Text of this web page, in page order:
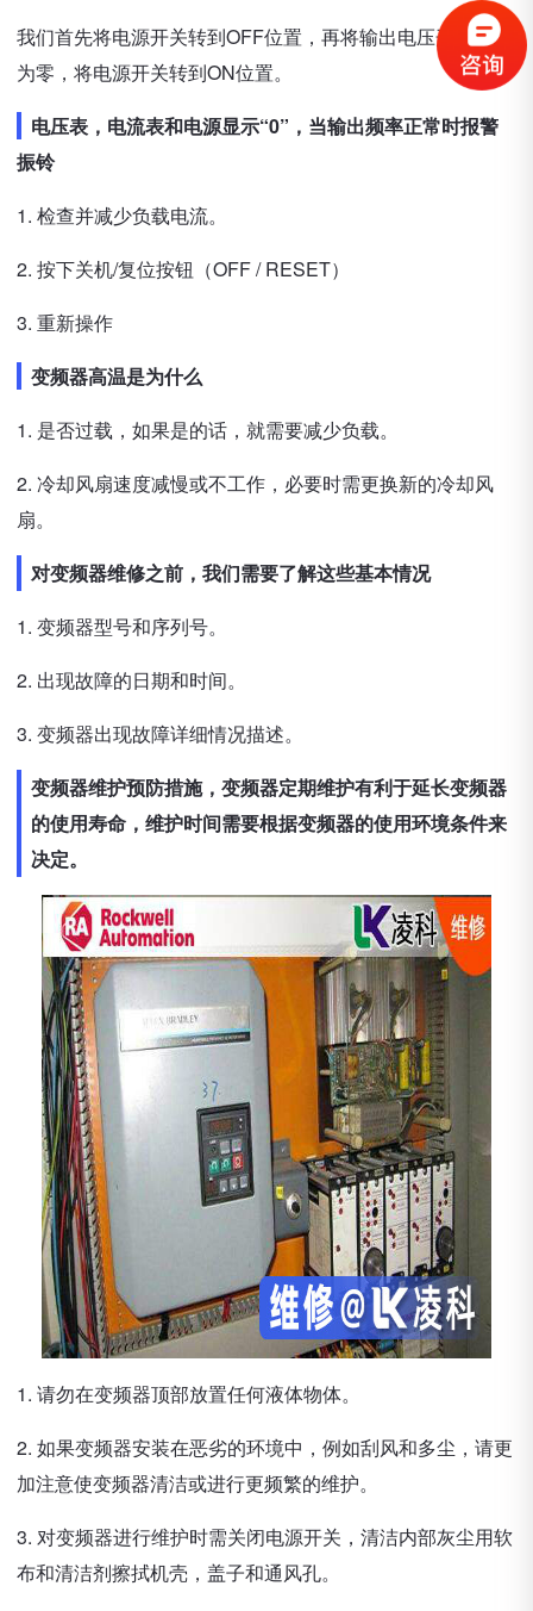
我们首先将电源开关转到OFF位置，再将输出电压开关更改
为零，将电源开关转到ON位置。
电压表，电流表和电源显示“0”，当输出频率正常时报警
振铃
1. 检查并减少负载电流。
2. 按下关机/复位按钮（OFF / RESET）
3. 重新操作
变频器高温是为什么
1. 是否过载，如果是的话，就需要减少负载。
2. 冷却风扇速度减慢或不工作，必要时需更换新的冷却风
扇。
对变频器维修之前，我们需要了解这些基本情况
1. 变频器型号和序列号。
2. 出现故障的日期和时间。
3. 变频器出现故障详细情况描述。
变频器维护预防措施，变频器定期维护有利于延长变频器
的使用寿命，维护时间需要根据变频器的使用环境条件来
决定。
1. 请勿在变频器顶部放置任何液体物体。
2. 如果变频器安装在恶劣的环境中，例如刮风和多尘，请更
加注意使变频器清洁或进行更频繁的维护。
3. 对变频器进行维护时需关闭电源开关，清洁内部灰尘用软
布和清洁剂擦拭机壳，盖子和通风孔。